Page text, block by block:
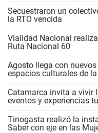
Secuestraron un
la RTO vencida
Vialidad Nacional
Ruta Nacional 60
Agosto llega con
espacios culturales de
Catamarca invita a vivir
eventos y experiencias
Tinogasta realizó la
Saber con eje en las